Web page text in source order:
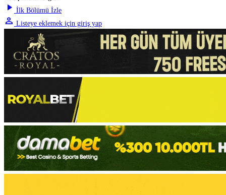
play_arrow İlk Bölümü İzle
person Listeye eklemek için giriş yap